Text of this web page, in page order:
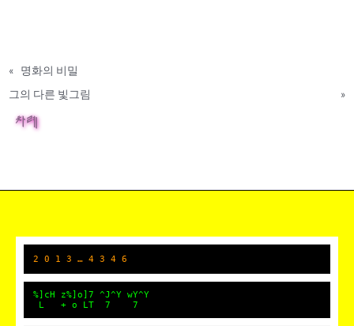
« 명화의 비밀
그의 다른 빛그림
»
차례
2 0 1 3 … 4 3 4 6
%]cH z%]o]7 ^J^Y wY^Y
L + o LT 7 7